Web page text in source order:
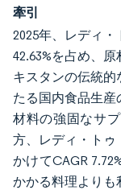
牽引
2025年、レディ
42.63%を占め、
キスタンの伝統
たる国内食品生
材料の強固なサ
方、レディ・トゥ
かけてCAGR
かかる料理よりも